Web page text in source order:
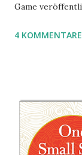
Game
benutzen wir
4 KOMMENTARE